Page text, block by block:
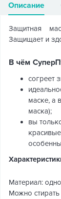
Описание
Защитная
Защищает и
В чём
согреет
маске, а
маска);
вы
Материал:
Можно стирать